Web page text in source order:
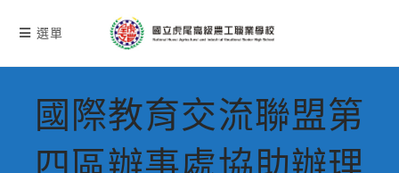
選單
國際教育交流聯盟第